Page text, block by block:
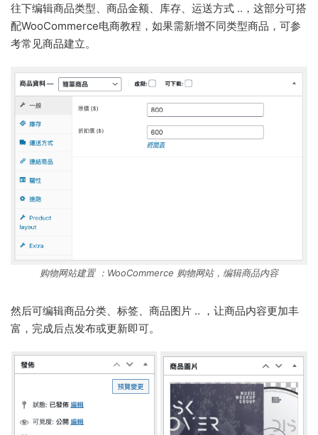
往下编辑商品类型、商品金额、库存、运送方式 ..，这部分可搭
配WooCommerce电商教程，如果需新增不同类型商品，可参
考常见商品建立。
购物网站建置 ：WooCommerce 购物网站，编辑商品内容
然后可编辑商品分类、标签、商品图片 .. ，让商品内容更加丰
富，完成后点发布或更新即可。